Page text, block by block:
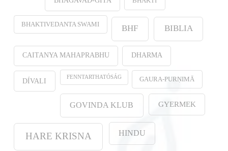
BHAKTIVEDANTA SWAMI BHF BIBLIA
CAITANYA MAHAPRABHU DHARMA
DÍVALI FENNTARTHATÓSÁG GAURA-PURṆIMĀ
GOVINDA KLUB GYERMEK
HARE KRISNA HINDU